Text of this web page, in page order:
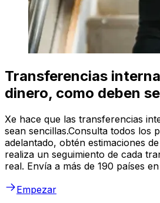
Transferencias
dinero, como deben
Xe hace que las transferencias
sean sencillas.Consulta todos los
adelantado, obtén estimaciones
realiza un seguimiento de cada
real. Envía a más de 190 países
Empezar